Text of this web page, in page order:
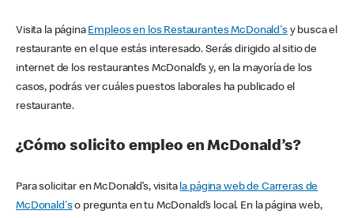
Visita la página Empleos en los Restaurantes McDonald'sy busca el
restaurante en el que estás interesado. Serás dirigido al sitio de
internet de los restaurantes McDonald’s y, en la mayoría de los
casos, podrás ver cuáles puestos laborales ha publicado el
restaurante.
¿Cómo solicito empleo en McDonald’s?
Para solicitar en McDonald’s, visita la página web de Carreras de
McDonald'so pregunta en tu McDonald’s local. En la página web,